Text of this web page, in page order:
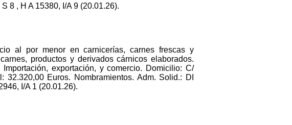
8 , H A 15380, I/A 9 (20.01.26).
al por menor en carnicerías, carnes frescas y
productos y derivados cárnicos elaborados.
exportación, y comercio. Domicilio: C/
Euros. Nombramientos. Adm. Solid.: DI
I/A 1 (20.01.26).